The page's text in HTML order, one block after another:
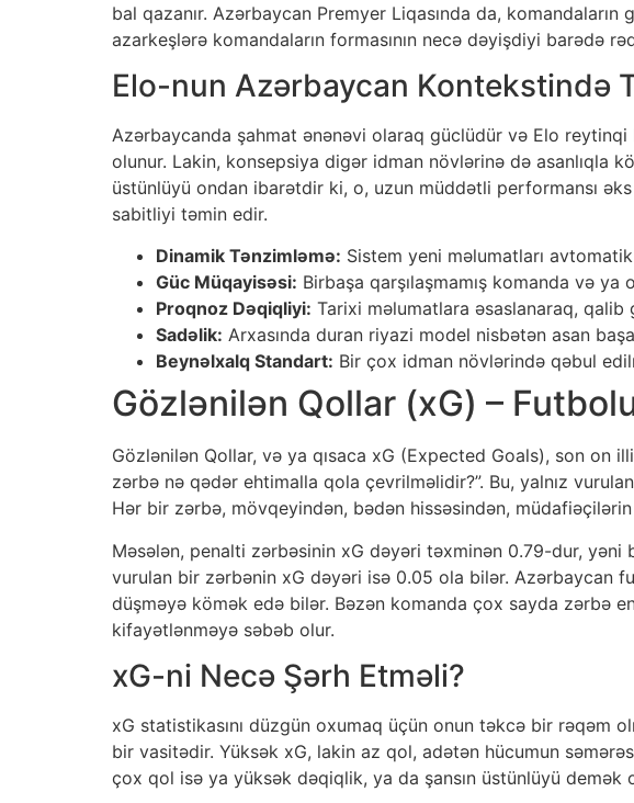
bal qazanır. Azərbaycan Premyer Liqasında da,
azarkeşlərə komandaların formasının necə dəyişdiyi barədə
Elo-nun Azərbaycan Kontekstində
Azərbaycanda şahmat ənənəvi olaraq güclüdür və Elo
olunur. Lakin, konsepsiya digər idman növlərinə də asanlıqla
üstünlüyü ondan ibarətdir ki, o, uzun müddətli performansı
sabitliyi təmin edir.
Dinamik Tənzimləmə: Sistem yeni məlumatları
Güc Müqayisəsi: Birbaşa qarşılaşmamış komanda və
Proqnoz Dəqiqliyi: Tarixi məlumatlara əsaslanaraq, qalib
Sadəlik: Arxasında duran riyazi model nisbətən asan
Beynəlxalq Standart: Bir çox idman növlərində qəbul
Gözlənilən Qollar (xG) –
Gözlənilən Qollar, və ya qısaca xG (Expected Goals), son on
zərbə nə qədər ehtimalla qola çevrilməlidir?”. Bu, yalnız
Hər bir zərbə, mövqeyindən, bədən hissəsindən,
Məsələn, penalti zərbəsinin xG dəyəri təxminən 0.79-dur,
vurulan bir zərbənin xG dəyəri isə 0.05 ola bilər. Azərbaycan
düşməyə kömək edə bilər. Bəzən komanda çox sayda zərbə
kifayətlənməyə səbəb olur.
xG-ni Necə Şərh Etməli?
xG statistikasını düzgün oxumaq üçün onun təkcə bir rəqəm
bir vasitədir. Yüksək xG, lakin az qol, adətən hücumun
çox qol isə ya yüksək dəqiqlik, ya da şansın üstünlüyü